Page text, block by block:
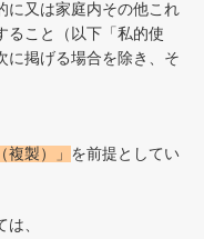
に又は家庭内その他これ
ること（以下「私的使
に掲げる場合を除き、そ
製）」 を前提としてい
、